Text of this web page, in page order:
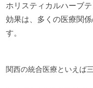
ホリスティカルハーブ
効果は、多くの医療関
す。
関西の統合医療といえば